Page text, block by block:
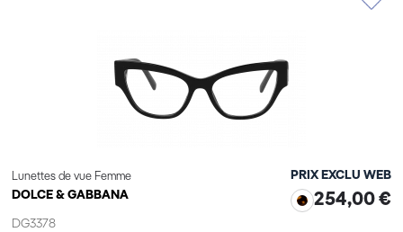
Lunettes de vue Femme
DOLCE & GABBANA
DG3378
PRIX EXCLU WEB
254,00 €